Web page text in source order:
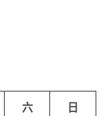
六
日